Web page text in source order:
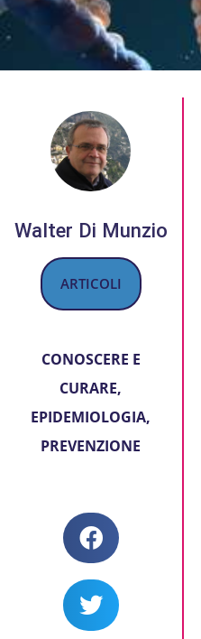
Walter Di Munzio
ARTICOLI
CONOSCERE E
CURARE,
EPIDEMIOLOGIA,
PREVENZIONE